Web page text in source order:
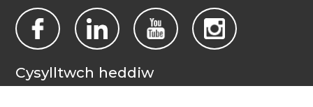
Cysylltwch heddiw